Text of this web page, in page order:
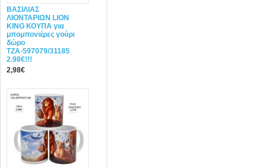
ΒΑΣΙΛΙΑΣ
ΛΙΟΝΤΑΡΙΩΝ LION
KING ΚΟΥΠΑ για
μπομπονιέρες γούρι
δώρο
ΤΖΑ-597079/31185
2.98€!!!
2,98€